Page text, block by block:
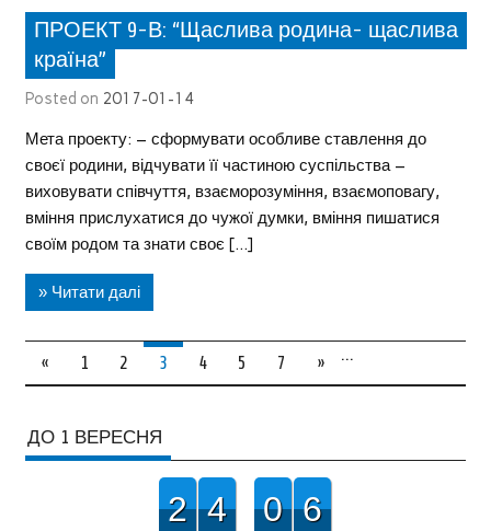
ПРОЕКТ 9-В: “Щаслива родина- щаслива
країна”
Posted on 2017-01-14
Мета проекту: – сформувати особливе ставлення до
своєї родини, відчувати її частиною суспільства –
виховувати співчуття, взаєморозуміння, взаємоповагу,
вміння прислухатися до чужої думки, вміння пишатися
своїм родом та знати своє […]
» Читати далі
« 1 2 3 4 5 …
7 »
ДО 1 ВЕРЕСНЯ
2 4 0 6